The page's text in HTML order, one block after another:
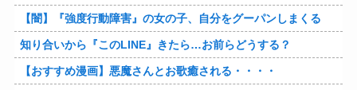
【闇】『強度行動障害』の女の子、自分をグーパンしまくる
知り合いから『このLINE』きたら…お前らどうする？
【おすすめ漫画】悪魔さんとお歌癒される・・・・